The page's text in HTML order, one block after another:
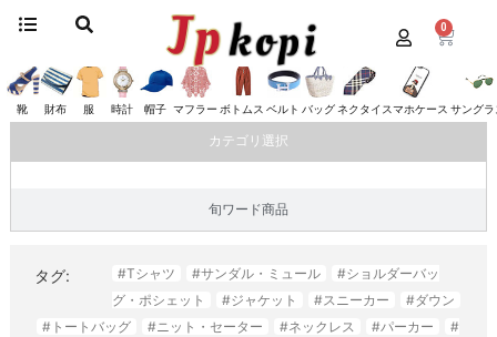
0
靴 財布 服 時計 帽子 マフラー ボトムス ベルト バッグネクタイ スマホケース サング
バッグ / ロロピアーナ
ロロピアーナ
カテゴリ選択
旬ワード商品
タグ: #Tシャツ #サンダル・ミュール
#ショルダーバッ
グ・ポシェット
#ジャケット #スニーカー
#ダウン
#トートバッグ
#ニット・セーター #ネックレス #パーカー
#